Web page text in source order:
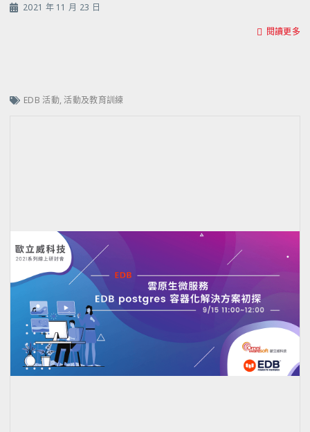
2021 年 11 月 23 日
閱讀更多
EDB 活動,活動及教育訓練